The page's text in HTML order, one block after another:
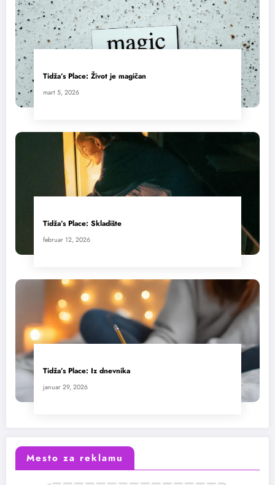
Tidža’s Place: Život je magičan
mart 5, 2026
Tidža’s Place: Skladište
februar 12, 2026
Tidža’s Place: Iz dnevnika
januar 29, 2026
Mesto za reklamu